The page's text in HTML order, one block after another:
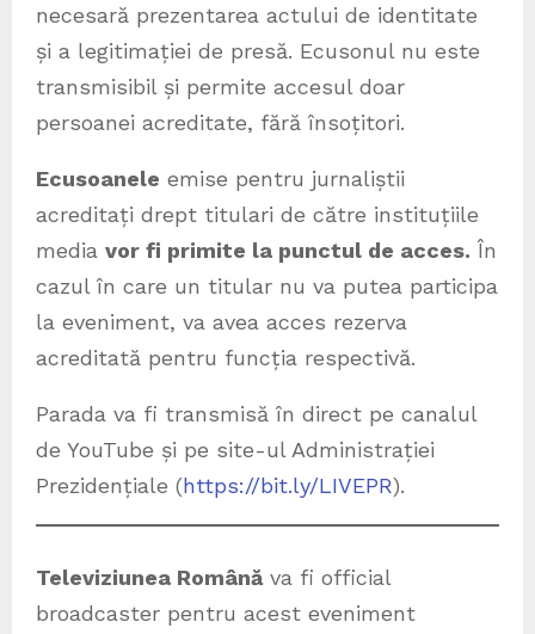
necesară prezentarea actului de identitate
și a legitimației de presă. Ecusonul nu este
transmisibil și permite accesul doar
persoanei acreditate, fără însoțitori.
Ecusoanele emise pentru jurnaliștii
acreditați drept titulari de către instituțiile
media vor fi primite la punctul de acces. În
cazul în care un titular nu va putea participa
la eveniment, va avea acces rezerva
acreditată pentru funcția respectivă.
Parada va fi transmisă în direct pe canalul
de YouTube și pe site-ul Administrației
Prezidențiale (https://bit.ly/LIVEPR).
Televiziunea Românăva fi official
broadcaster pentru acest eveniment